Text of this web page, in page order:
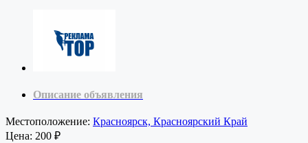
Описание объявления
Местоположение: Красноярск, Красноярский Край
Цена: 200 ₽